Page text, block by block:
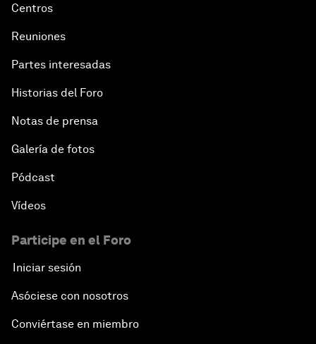
Centros
Reuniones
Partes interesadas
Historias del Foro
Notas de prensa
Galería de fotos
Pódcast
Vídeos
Participe en el Foro
Iniciar sesión
Asóciese con nosotros
Conviértase en miembro